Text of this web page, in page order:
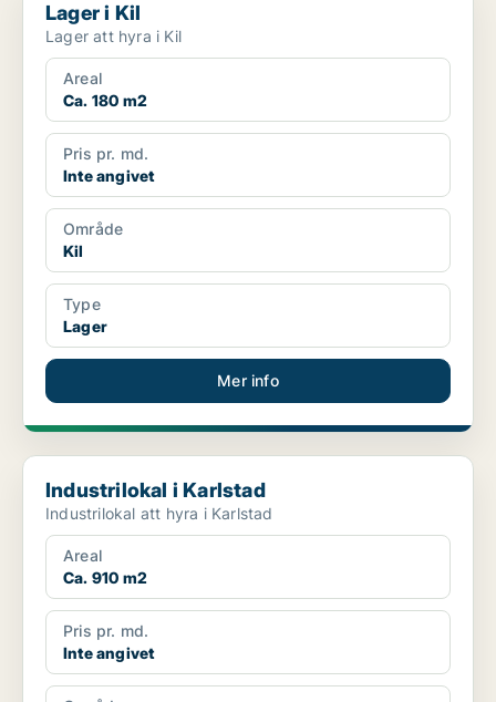
Lager i Kil
Lager att hyra i Kil
Areal
Ca. 180 m2
Pris pr. md.
Inte angivet
Område
Kil
Type
Lager
Mer info
Industrilokal i Karlstad
Industrilokal i Karlstad
Industrilokal att hyra i Karlstad
Areal
Ca. 910 m2
Pris pr. md.
Inte angivet